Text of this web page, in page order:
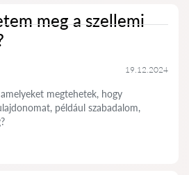
meg a szellemi
19.12.2024
megtehetek, hogy
például szabadalom,